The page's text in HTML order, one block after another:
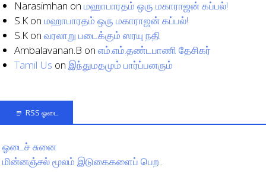
Narasimhan on மஹாபாரதம் ஒரு மகாராஜன் கப்பல்!
S.K on மஹாபாரதம் ஒரு மகாராஜன் கப்பல்!
S.K on வரலாறு படைக்கும் ஸரயு நதி
Ambalavanan.B on எம்.எம்.தண்டபாணி தேசிகர்
Tamil Us on இந்துமதமும் பார்ப்பனரும்
RSS ஓடை
ஓடைச் சுனை
மின்னஞ்சல் மூலம் இடுகைகளைப் பெற..